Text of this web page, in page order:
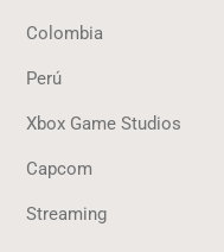
Colombia
Perú
Xbox Game Studios
Capcom
Streaming